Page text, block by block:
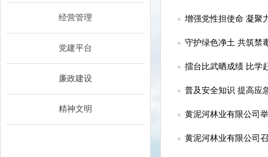
经营管理
党建平台
廉政建设
精神文明
增强党性担使命 凝聚
守护绿色净土 共筑禁
擂台比武晒成绩 比学
普及安全知识 提高应
黄泥河林业有限公司
黄泥河林业有限公司